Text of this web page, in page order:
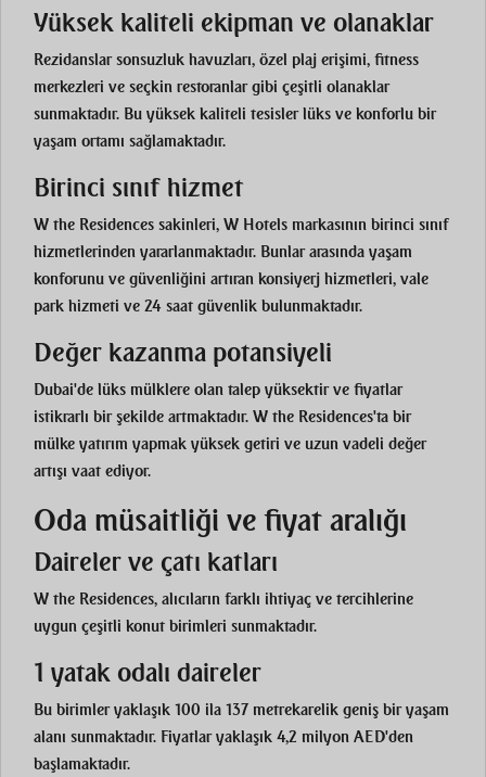
Yüksek kaliteli ekipman ve olanaklar
Rezidanslar sonsuzluk havuzları, özel plaj erişimi, fitness
merkezleri ve seçkin restoranlar gibi çeşitli olanaklar
sunmaktadır. Bu yüksek kaliteli tesisler lüks ve konforlu bir
yaşam ortamı sağlamaktadır.
Birinci sınıf hizmet
W the Residences sakinleri, W Hotels markasının birinci sınıf
hizmetlerinden yararlanmaktadır. Bunlar arasında yaşam
konforunu ve güvenliğini artıran konsiyerj hizmetleri, vale
park hizmeti ve 24 saat güvenlik bulunmaktadır.
Değer kazanma potansiyeli
Dubai'de lüks mülklere olan talep yüksektir ve fiyatlar
istikrarlı bir şekilde artmaktadır. W the Residences'ta bir
mülke yatırım yapmak yüksek getiri ve uzun vadeli değer
artışı vaat ediyor.
Oda müsaitliği ve fiyat aralığı
Daireler ve çatı katları
W the Residences, alıcıların farklı ihtiyaç ve tercihlerine
uygun çeşitli konut birimleri sunmaktadır.
1 yatak odalı daireler
Bu birimler yaklaşık 100 ila 137 metrekarelik geniş bir yaşam
alanı sunmaktadır. Fiyatlar yaklaşık 4,2 milyon AED'den
başlamaktadır.